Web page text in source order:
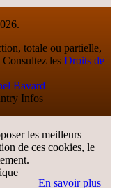
totale ou partielle,
Consultez les Droits de
Bavard
Infos
les meilleurs
de ces cookies, le
En savoir plus